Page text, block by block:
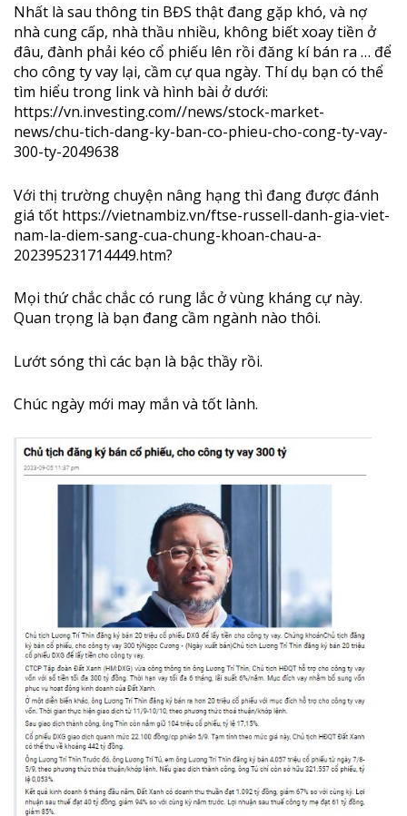
Nhất là sau thông tin BĐS thật đang gặp khó, và nợ
nhà cung cấp, nhà thầu nhiều, không biết xoay tiền ở
đâu, đành phải kéo cổ phiếu lên rồi đăng kí bán ra … để
cho công ty vay lại, cầm cự qua ngày. Thí dụ bạn có thể
tìm hiểu trong link và hình bài ở dưới:
https://vn.investing.com//news/stock-market-
news/chu-tich-dang-ky-ban-co-phieu-cho-cong-ty-vay-
300-ty-2049638
Với thị trường chuyện nâng hạng thì đang được đánh
giá tốt https://vietnambiz.vn/ftse-russell-danh-gia-viet-
nam-la-diem-sang-cua-chung-khoan-chau-a-
202395231714449.htm?
Mọi thứ chắc chắc có rung lắc ở vùng kháng cự này.
Quan trọng là bạn đang cầm ngành nào thôi.
Lướt sóng thì các bạn là bậc thầy rồi.
Chúc ngày mới may mắn và tốt lành.